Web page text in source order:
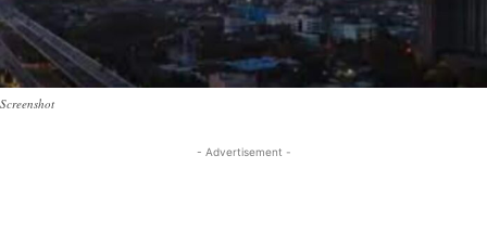
Screenshot
- Advertisement -